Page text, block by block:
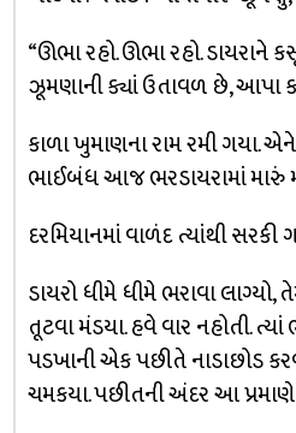
“ઊભા રહો. ઊભા રહો. ડાયરાને
ઝૂમણાની ક્યાં ઉતાવળ છે, આપા
કાળા ખુમાણના રામ રમી ગયા.
ભાઈબંધ આજ ભરડાયરામાં
દરમિયાનમાં વાળંદ ત્યાંથી સરકી
ડાયરો ધીમે ધીમે ભરાવા લાગ્યો,
તૂટવા મંડયા. હવે વાર નહોતી.
પડખાની એક પછીતે નાડાછોડ
ચમકયા. પછીતની અંદર આ પ્રમાણે